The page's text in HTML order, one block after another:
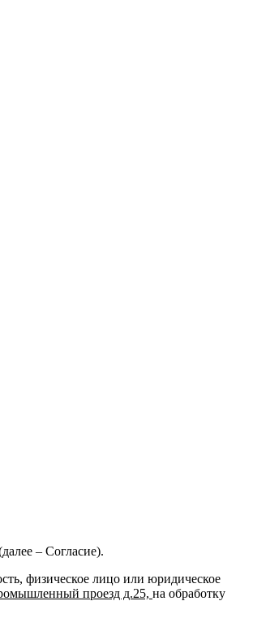
– Согласие).
физическое лицо или юридическое
проезд д.25, на обработку